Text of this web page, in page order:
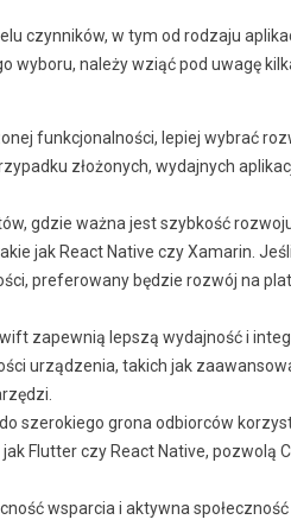
czynników, w tym od rodzaju
wyboru, należy wziąć pod uwagę
funkcjonalności, lepiej wybrać
złożonych, wydajnych
gdzie ważna jest szybkość
jak React Native czy Xamarin.
preferowany będzie rozwój na
zapewnią lepszą wydajność i
urządzenia, takich jak
szerokiego grona odbiorców
Flutter czy React Native, pozwolą
wsparcia i aktywna